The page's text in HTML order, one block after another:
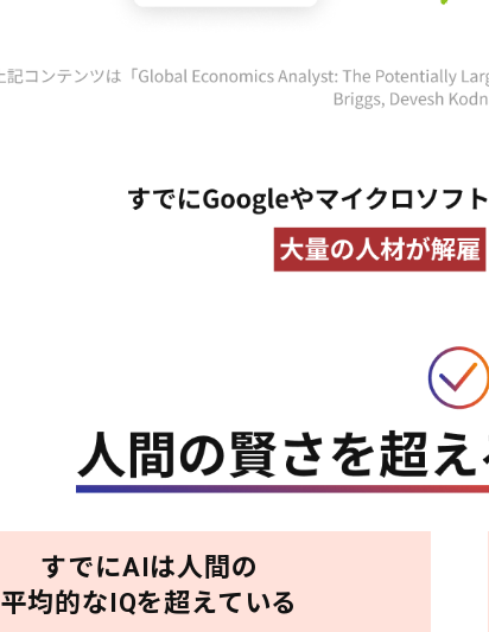
すでにAIは人間の
平均的なIQを超えている